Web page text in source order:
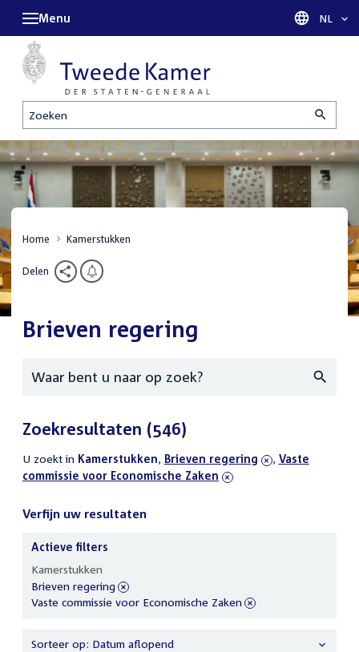
Zoeken
Menu Taal
NL
Home Kamerstukken
Delen
Brieven regering
Zoeken
Zoekresultaten (546)
U zoekt in actieve
filters
Kamerstukken, verwijder
filter
Brieven regering , verwijder
Vaste
commissie voor Economische Zaken
Verfijn uw resultaten
uw
resultaten
Actieve filters
Kamerstukken
verwijder
filter
Brieven regering
verwijder
Vaste commissie voor Economische Zaken
Sorteer op: Datum aflopend